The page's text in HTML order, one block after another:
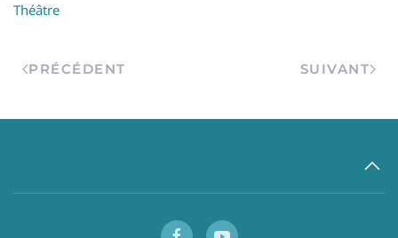
Théâtre
PRÉCÉDENT SUIVANT